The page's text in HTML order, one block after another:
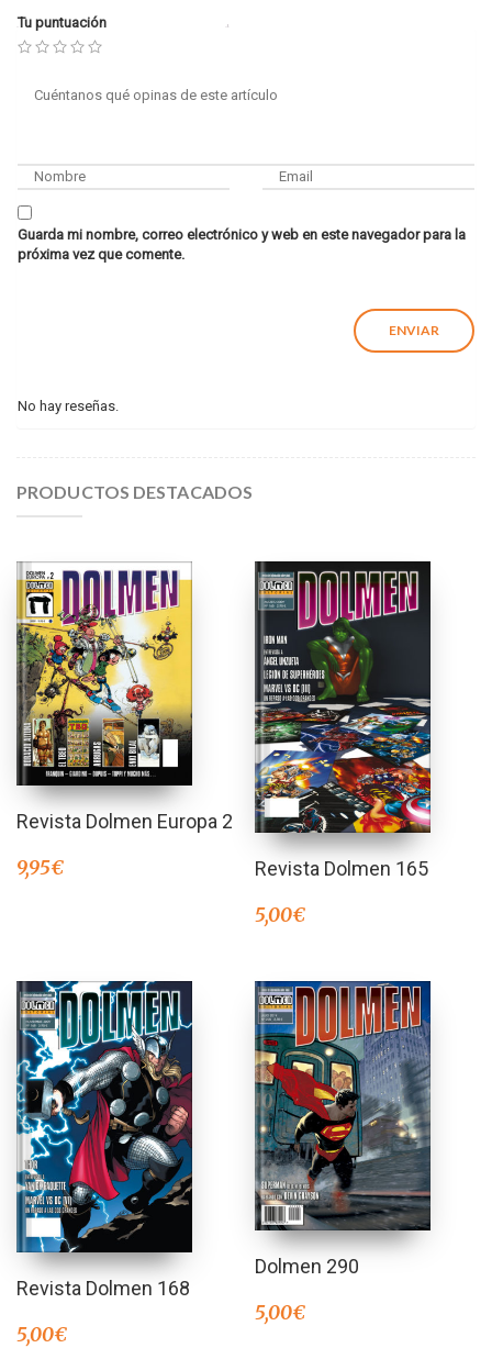
Tu puntuación
Guarda mi nombre, correo electrónico y web en este navegador para la
próxima vez que comente.
No hay reseñas.
PRODUCTOS DESTACADOS
Revista Dolmen Europa 2
9,95€ Revista Dolmen 165
5,00€
Revista Dolmen 168
5,00€
Dolmen 290
5,00€